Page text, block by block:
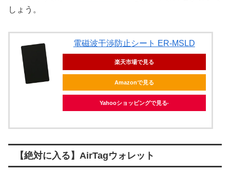
しょう。
電磁波干渉防止シート ER-MSLD
楽天市場で見る
Amazonで見る
Yahooショッピングで見る
【絶対に入る】AirTagウォレット